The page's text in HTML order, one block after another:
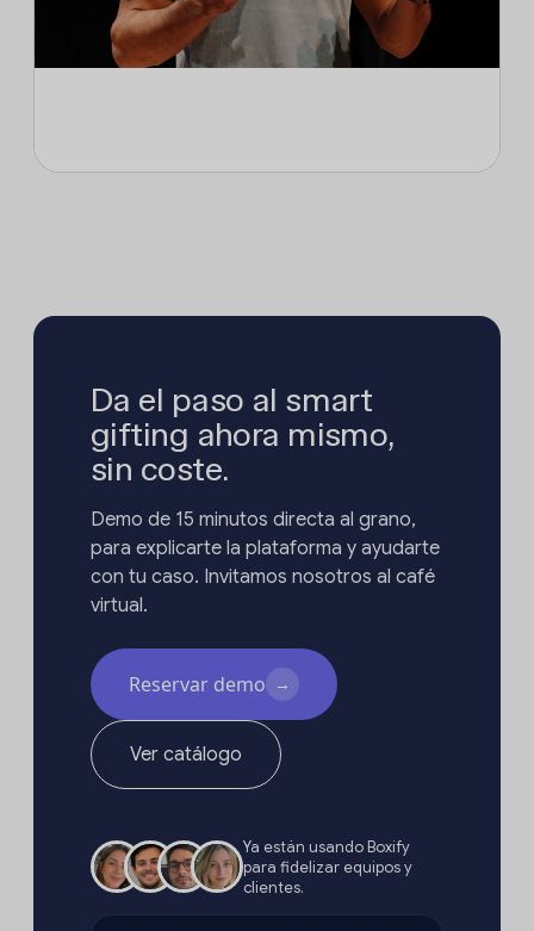
Da el paso al smart
gifting ahora mismo,
sin coste.
Demo de 15 minutos directa al grano,
para explicarte la plataforma y ayudarte
con tu caso. Invitamos nosotros al café
virtual.
Reservar demo →
Ver catálogo
Ya están usando Boxify
para fidelizar equipos y
clientes.